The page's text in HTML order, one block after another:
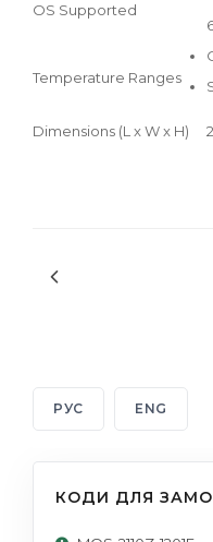
OS Supported
Temperature Ranges
Dimensions (L x W x H)
РУС ENG
КОДИ ДЛЯ